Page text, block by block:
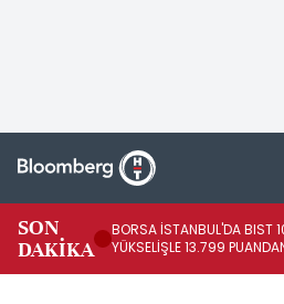
SON
DAKİKA
BORSA İSTANBUL'DA BIST
YÜKSELİŞLE 13.799